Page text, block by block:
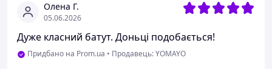
Олена Г.
05.06.2026
Дуже класний батут. Доньці подобається!
Придбано на Prom.ua • Продавець: YOMAYO